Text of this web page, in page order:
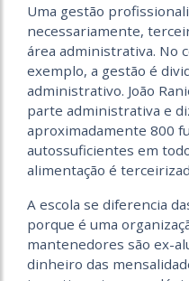
Uma gestão
necessariamente,
área administrativa. No
exemplo, a gestão é
administrativo. João
parte administrativa e
aproximadamente 800
autossuficientes em
alimentação é
A escola se diferencia
porque é uma
mantenedores são ex-
dinheiro das